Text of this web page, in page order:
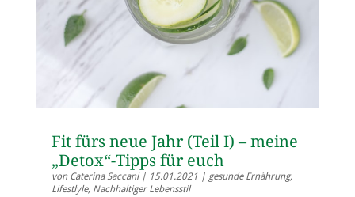
Fit fürs neue Jahr (Teil I) – meine
„Detox“-Tipps für euch
von Caterina Saccani| 15.01.2021 | gesunde Ernährung,
Lifestlyle, Nachhaltiger Lebensstil